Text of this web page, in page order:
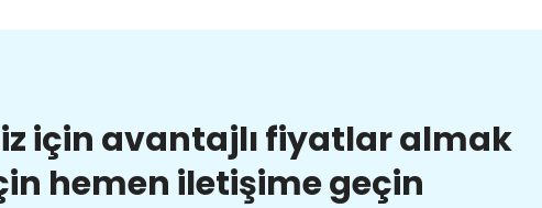
için avantajlı fiyatlar almak
hemen iletişime geçin